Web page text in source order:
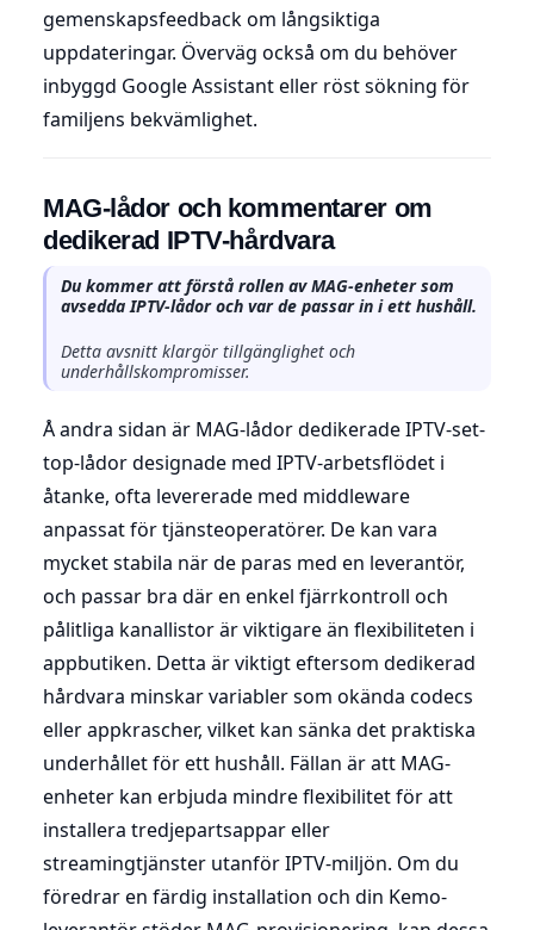
gemenskapsfeedback om långsiktiga
uppdateringar. Överväg också om du behöver
inbyggd Google Assistant eller röst sökning för
familjens bekvämlighet.
MAG-lådor och kommentarer om
dedikerad IPTV-hårdvara
Du kommer att förstå rollen av MAG-enheter som
avsedda IPTV-lådor och var de passar in i ett hushåll.
Detta avsnitt klargör tillgänglighet och
underhållskompromisser.
Å andra sidan är MAG-lådor dedikerade IPTV-set-
top-lådor designade med IPTV-arbetsflödet i
åtanke, ofta levererade med middleware
anpassat för tjänsteoperatörer. De kan vara
mycket stabila när de paras med en leverantör,
och passar bra där en enkel fjärrkontroll och
pålitliga kanallistor är viktigare än flexibiliteten i
appbutiken. Detta är viktigt eftersom dedikerad
hårdvara minskar variabler som okända codecs
eller appkrascher, vilket kan sänka det praktiska
underhållet för ett hushåll. Fällan är att MAG-
enheter kan erbjuda mindre flexibilitet för att
installera tredjepartsappar eller
streamingtjänster utanför IPTV-miljön. Om du
föredrar en färdig installation och din Kemo-